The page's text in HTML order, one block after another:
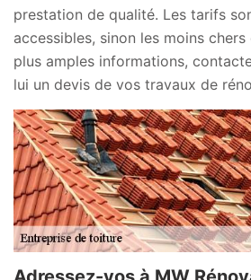
prestation de qualité. Les tarifs
accessibles, sinon les moins
plus amples informations,
lui un devis de vos travaux de